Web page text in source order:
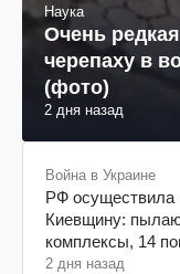
Наука
Очень
черепаху в
(фото)
2 дня назад
Война в Украине
РФ осуществила
Киевщину:
комплексы, 14
2 дня назад